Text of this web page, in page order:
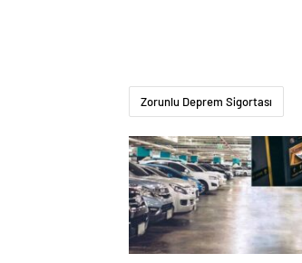
Zorunlu Deprem Sigortası